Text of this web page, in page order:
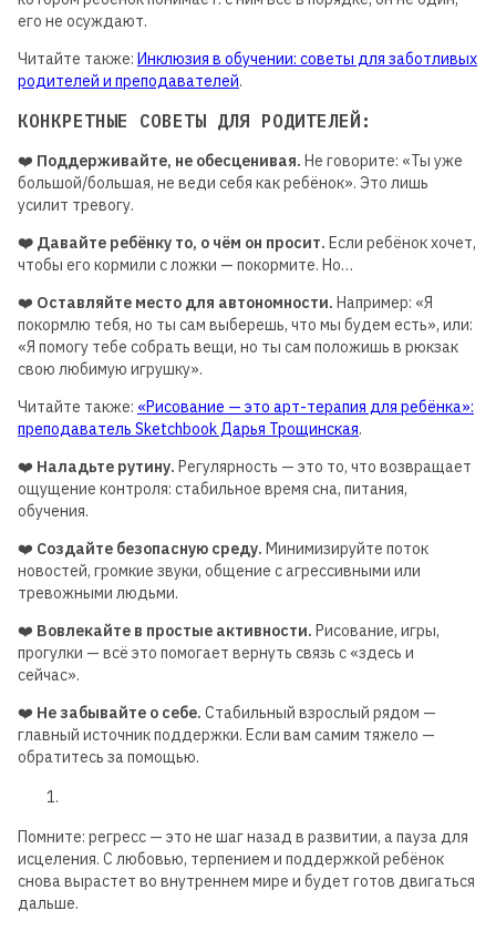
его не осуждают.
Читайте также: Инклюзия в обучении: советы для заботливых
родителей и преподавателей.
КОНКРЕТНЫЕ СОВЕТЫ ДЛЯ РОДИТЕЛЕЙ:
❤️ Поддерживайте, не обесценивая. Не говорите: «Ты уже
большой/большая, не веди себя как ребёнок». Это лишь
усилит тревогу.
❤️ Давайте ребёнку то, о чём он просит. Если ребёнок хочет,
чтобы его кормили с ложки — покормите. Но…
❤️ Оставляйте место для автономности. Например: «Я
покормлю тебя, но ты сам выберешь, что мы будем есть», или:
«Я помогу тебе собрать вещи, но ты сам положишь в рюкзак
свою любимую игрушку».
Читайте также: «Рисование — это арт-терапия для ребёнка»:
преподаватель Sketchbook Дарья Трощинская.
❤️ Наладьте рутину. Регулярность — это то, что возвращает
ощущение контроля: стабильное время сна, питания,
обучения.
❤️ Создайте безопасную среду. Минимизируйте поток
новостей, громкие звуки, общение с агрессивными или
тревожными людьми.
❤️ Вовлекайте в простые активности. Рисование, игры,
прогулки — всё это помогает вернуть связь с «здесь и
сейчас».
❤️ Не забывайте о себе. Стабильный взрослый рядом —
главный источник поддержки. Если вам самим тяжело —
обратитесь за помощью.
Помните: регресс — это не шаг назад в развитии, а пауза для
исцеления. С любовью, терпением и поддержкой ребёнок
снова вырастет во внутреннем мире и будет готов двигаться
дальше.